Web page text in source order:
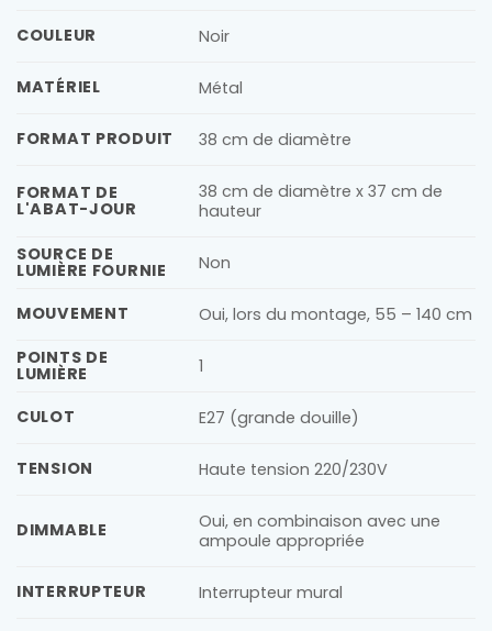
COULEUR Noir
MATÉRIEL Métal
FORMAT PRODUIT 38 cm de diamètre
FORMAT DE
L'ABAT-JOUR
38 cm de diamètre x 37 cm de
hauteur
SOURCE DE
LUMIÈRE FOURNIE Non
MOUVEMENT
Oui, lors du montage, 55 – 140 cm
POINTS DE
LUMIÈRE 1
CULOT E27 (grande douille)
TENSION Haute tension 220/230V
DIMMABLE
Oui, en combinaison avec une
ampoule appropriée
INTERRUPTEUR Interrupteur mural